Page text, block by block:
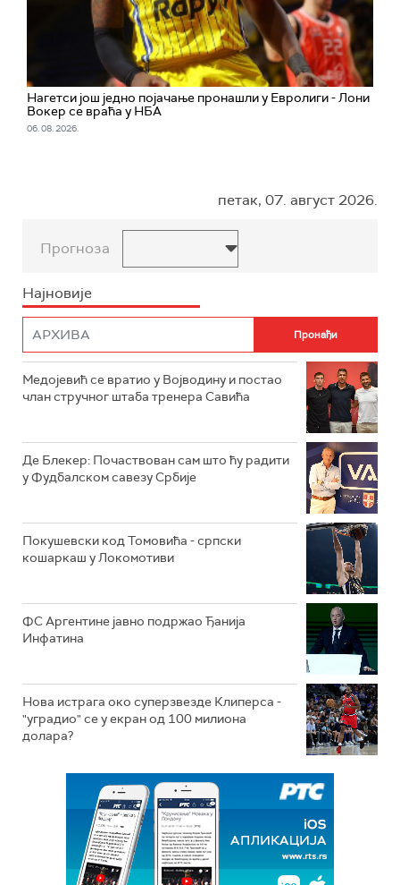
Нагетси још једно појачање пронашли у Евролиги - Лони
Вокер се враћа у НБА
06. 08. 2026.
петак, 07. август 2026.
Прогноза
Најновије
Медојевић се вратио у Војводину и постао
члан стручног штаба тренера Савића
Де Блекер: Почаствован сам што ћу радити
у Фудбалском савезу Србије
Покушевски код Томовића - српски
кошаркаш у Локомотиви
ФС Аргентине јавно подржао Ђанија
Инфатина
Нова истрага око суперзвезде Клиперса -
"уградио" се у екран од 100 милиона
долара?